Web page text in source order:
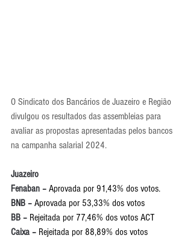
O Sindicato dos Bancários de Juazeiro e Região
divulgou os resultados das assembleias para
avaliar as propostas apresentadas pelos bancos
na campanha salarial 2024.
Juazeiro
Fenaban – Aprovada por 91,43% dos votos.
BNB – Aprovada por 53,33% dos votos
BB – Rejeitada por 77,46% dos votos ACT
Caixa – Rejeitada por 88,89% dos votos